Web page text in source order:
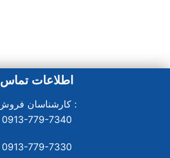
اطلاعات تماس
کارشناسان فروش :
0913-779-7340
0913-779-7330